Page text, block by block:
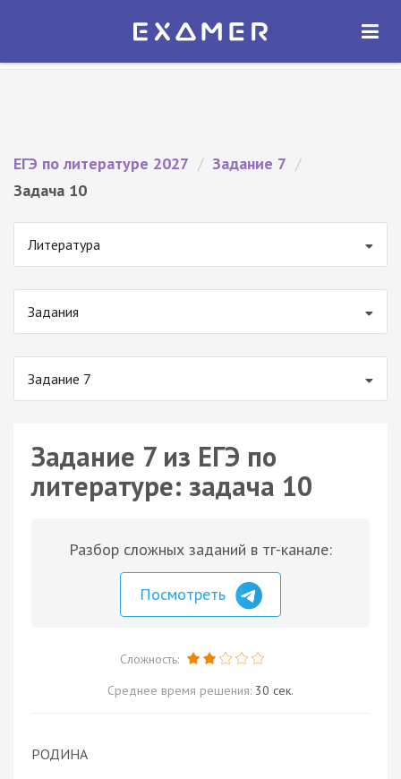
Экзамер — ЕГЭ 2027
ОТКРЫТЬ
ЕГЭ по литературе 2027 / Задание 7 /
Задача 10
Литература
Задания
Задание 7
Задание 7 из ЕГЭ по
литературе: задача 10
Разбор сложных заданий в тг-канале:
Посмотреть
Сложность:
Среднее время решения: 30 сек.
РОДИНА